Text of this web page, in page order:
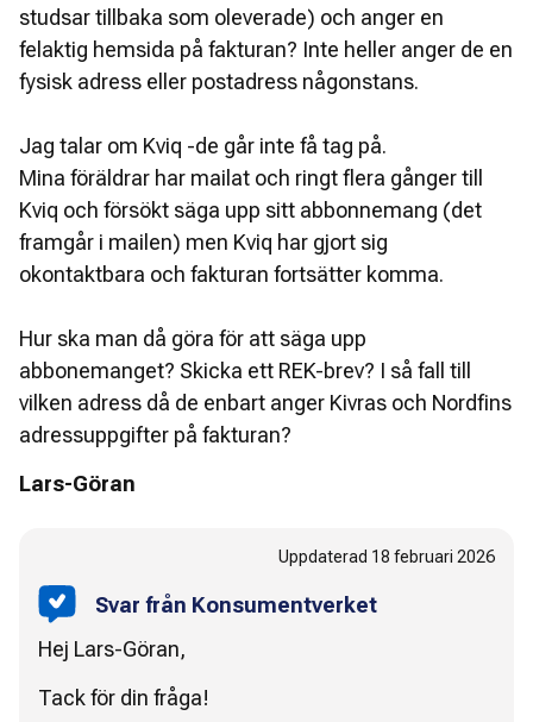
studsar tillbaka som oleverade) och anger en
felaktig hemsida på fakturan? Inte heller anger de en
fysisk adress eller postadress någonstans.
Jag talar om Kviq -de går inte få tag på.
Mina föräldrar har mailat och ringt flera gånger till
Kviq och försökt säga upp sitt abbonnemang (det
framgår i mailen) men Kviq har gjort sig
okontaktbara och fakturan fortsätter komma.
Hur ska man då göra för att säga upp
abbonemanget? Skicka ett REK-brev? I så fall till
vilken adress då de enbart anger Kivras och Nordfins
adressuppgifter på fakturan?
Lars-Göran
Svar från Konsumentverket
Uppdaterad 18 februari 2026
Hej Lars-Göran,
Tack för din fråga!